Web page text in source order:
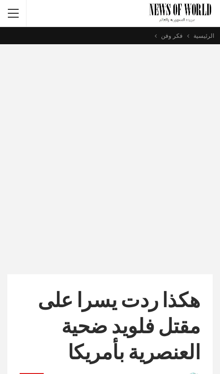
الرئيسية فكر وفن
هكذا ردت يسرا على
مقتل فلويد ضحية
العنصرية بأمريكا